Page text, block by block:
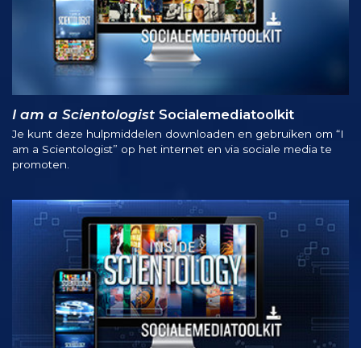
I am a Scientologist Socialemediatoolkit
Je kunt deze hulpmiddelen downloaden en gebruiken om “I
am a Scientologist” op het internet en via sociale media te
promoten.